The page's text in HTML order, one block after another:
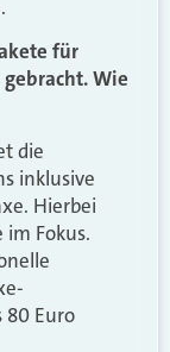
für
Wie
die
inklusive
Hierbei
Fokus.
Euro